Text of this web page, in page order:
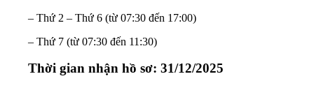
– Thứ 2 – Thứ 6 (từ 07:30 đến 17:00)
– Thứ 7 (từ 07:30 đến 11:30)
Thời gian nhận hồ sơ: 31/12/2025